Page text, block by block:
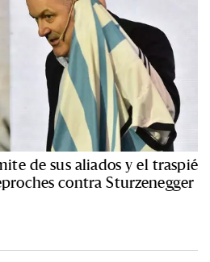
de sus aliados y el traspié
contra Sturzenegger